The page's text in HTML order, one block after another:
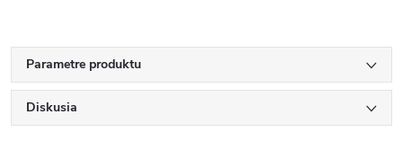
Parametre produktu
Diskusia